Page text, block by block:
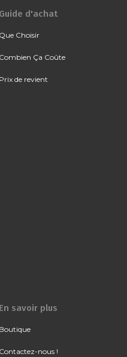
Guide d'achat
Que Choisir
Combien Ça Coûte
Prix de revient
En savoir plus
Boutique
Contactez-nous !